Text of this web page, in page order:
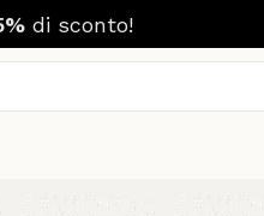
di sconto!